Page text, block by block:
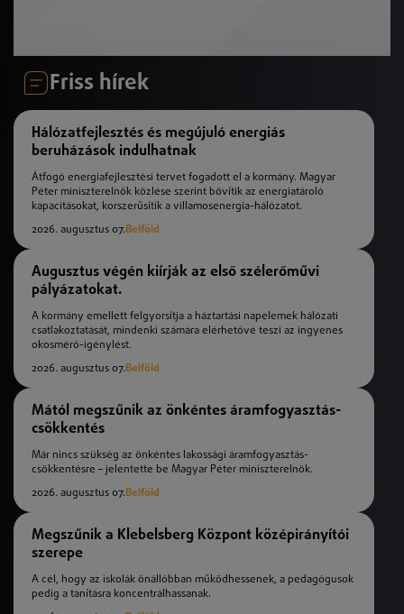
Friss hírek
Hálózatfejlesztés és megújuló energiás
beruházások indulhatnak
Átfogó energiafejlesztési tervet fogadott el a kormány. Magyar
Péter miniszterelnök közlése szerint bővítik az energiatároló
kapacitásokat, korszerűsítik a villamosenergia-hálózatot.
2026. augusztus 07.Belföld
Augusztus végén kiírják az első szélerőművi
pályázatokat.
A kormány emellett felgyorsítja a háztartási napelemek hálózati
csatlakoztatását, mindenki számára elérhetővé teszi az ingyenes
okosmérő-igénylést.
2026. augusztus 07.Belföld
Mától megszűnik az önkéntes áramfogyasztás-
csökkentés
Már nincs szükség az önkéntes lakossági áramfogyasztás-
csökkentésre – jelentette be Magyar Péter miniszterelnök.
2026. augusztus 07.Belföld
Megszűnik a Klebelsberg Központ középirányítói
szerepe
A cél, hogy az iskolák önállóbban működhessenek, a pedagógusok
pedig a tanításra koncentrálhassanak.